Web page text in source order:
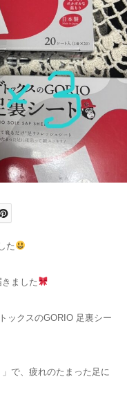
た
ました
ックスのGORIO 足裏シー
で、疲れのたまった足に